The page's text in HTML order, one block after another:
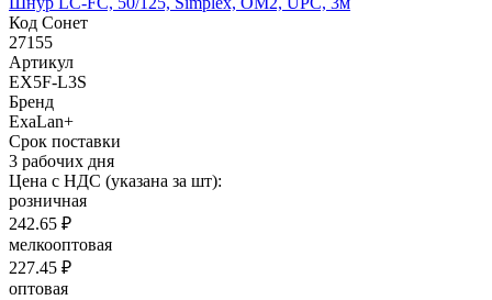
Код Сонет
27155
Артикул
EX5F-L3S
Бренд
ExaLan+
Срок поставки
3 рабочих дня
Цена с НДС (указана за шт):
розничная
242.65 ₽
мелкооптовая
227.45 ₽
оптовая